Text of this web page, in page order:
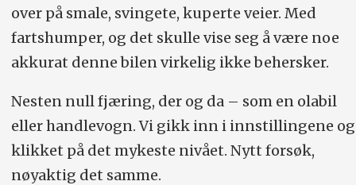
over på smale, svingete, kuperte veier. Med
fartshumper, og det skulle vise seg å være noe
akkurat denne bilen virkelig ikke behersker.
Nesten null fjæring, der og da – som en olabil
eller handlevogn. Vi gikk inn i innstillingene og
klikket på det mykeste nivået. Nytt forsøk,
nøyaktig det samme.